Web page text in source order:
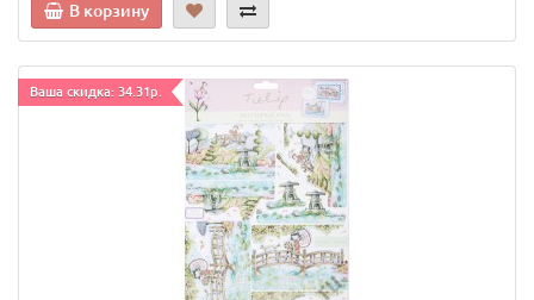
В корзину
Ваша скидка: 34.31р.